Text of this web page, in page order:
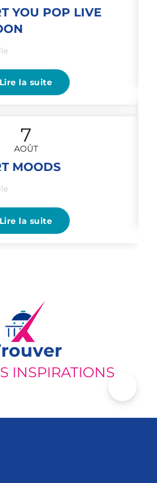
YOU POP LIVE
Lire la suite
7
AOÛT
MOODS
Lire la suite
INSPIRATIONS
DES SIÈCLES